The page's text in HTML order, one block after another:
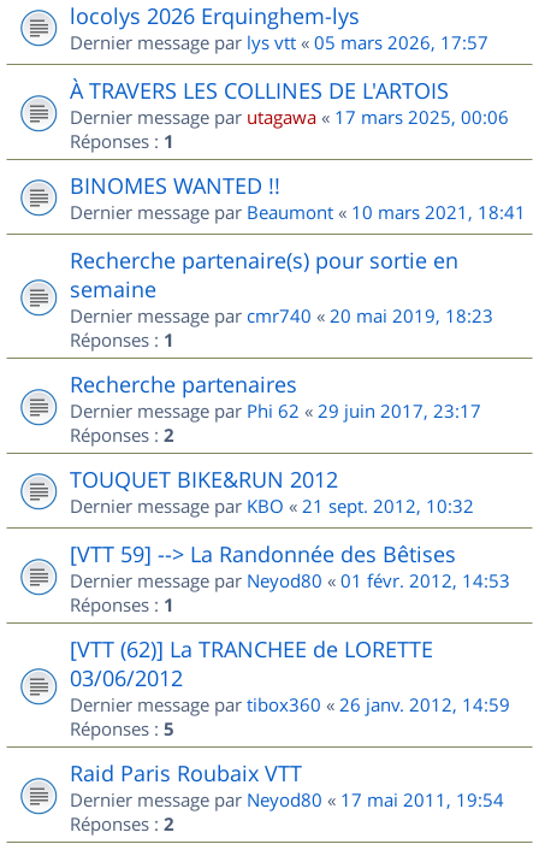
locolys 2026 Erquinghem-lys
Dernier message par lys vtt « 05 mars 2026, 17:57
À TRAVERS LES COLLINES DE L'ARTOIS
Dernier message par utagawa « 17 mars 2025, 00:06
Réponses : 1
BINOMES WANTED !!
Dernier message par Beaumont « 10 mars 2021, 18:41
Recherche partenaire(s) pour sortie en
semaine
Dernier message par cmr740 « 20 mai 2019, 18:23
Réponses : 1
Recherche partenaires
Dernier message par Phi 62 « 29 juin 2017, 23:17
Réponses : 2
TOUQUET BIKE&RUN 2012
Dernier message par KBO « 21 sept. 2012, 10:32
[VTT 59] --> La Randonnée des Bêtises
Dernier message par Neyod80 « 01 févr. 2012, 14:53
Réponses : 1
[VTT (62)] La TRANCHEE de LORETTE
03/06/2012
Dernier message par tibox360 « 26 janv. 2012, 14:59
Réponses : 5
Raid Paris Roubaix VTT
Dernier message par Neyod80 « 17 mai 2011, 19:54
Réponses : 2